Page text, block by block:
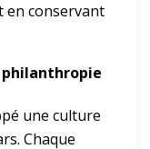
en conservant
une culture
Chaque